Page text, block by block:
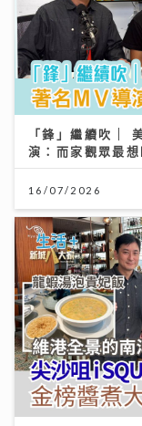
「鋒」繼續吹 |
演：而家觀眾最
16/07/2026